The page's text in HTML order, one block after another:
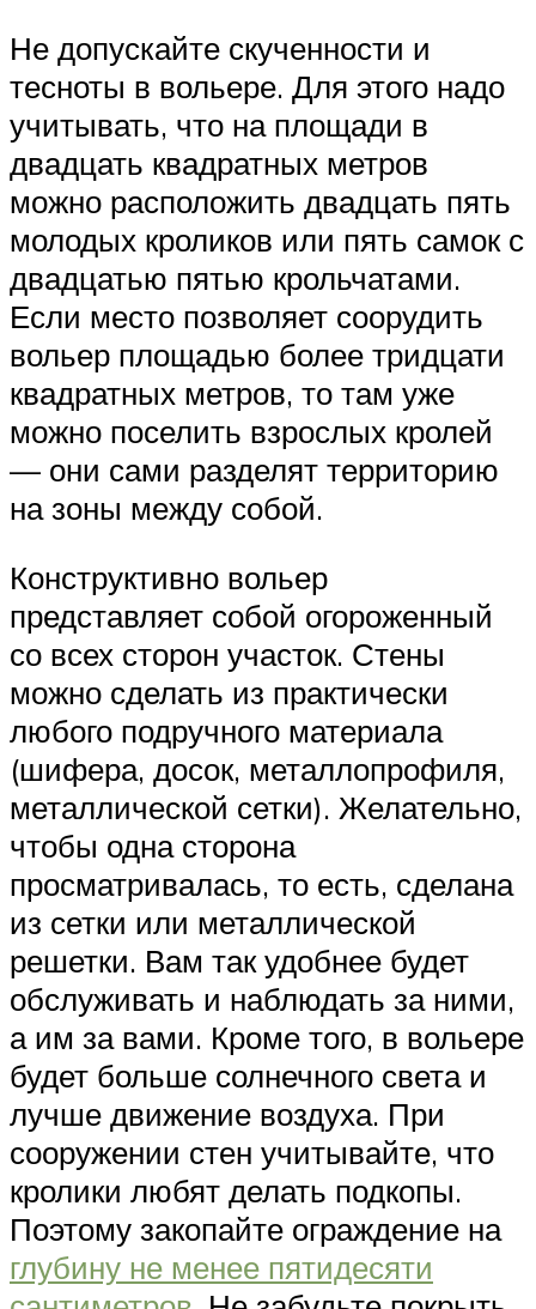
Не допускайте скученности и
тесноты в вольере. Для этого надо
учитывать, что на площади в
двадцать квадратных метров
можно расположить двадцать пять
молодых кроликов или пять самок с
двадцатью пятью крольчатами.
Если место позволяет соорудить
вольер площадью более тридцати
квадратных метров, то там уже
можно поселить взрослых кролей
— они сами разделят территорию
на зоны между собой.
Конструктивно вольер
представляет собой огороженный
со всех сторон участок. Стены
можно сделать из практически
любого подручного материала
(шифера, досок, металлопрофиля,
металлической сетки). Желательно,
чтобы одна сторона
просматривалась, то есть, сделана
из сетки или металлической
решетки. Вам так удобнее будет
обслуживать и наблюдать за ними,
а им за вами. Кроме того, в вольере
будет больше солнечного света и
лучше движение воздуха. При
сооружении стен учитывайте, что
кролики любят делать подкопы.
Поэтому закопайте ограждение на
глубину не менее пятидесяти